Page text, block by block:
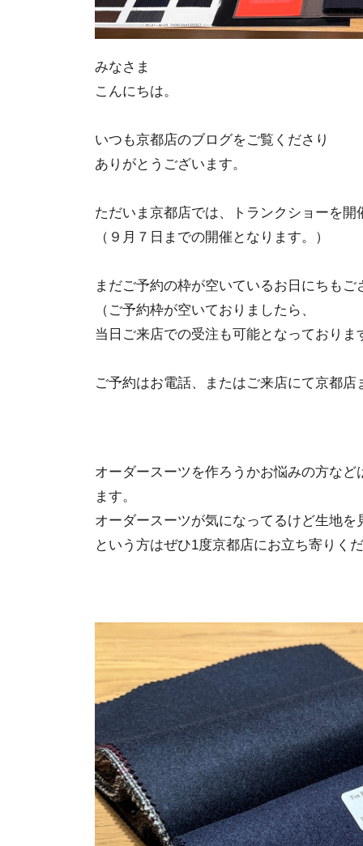
みなさま
こんにちは。
いつも京都店のブログをご覧くださり
ありがとうございます。
ただいま京都店では、トランクショーを開
（９月７日までの開催となります。）
まだご予約の枠が空いているお日にちもご
（ご予約枠が空いておりましたら、
当日ご来店での受注も可能となっておりま
ご予約はお電話、またはご来店にて京都
オーダースーツを作ろうかお悩みの方な
ます。
オーダースーツが気になってるけど生地を
という方はぜひ1度京都店にお立ち寄りく